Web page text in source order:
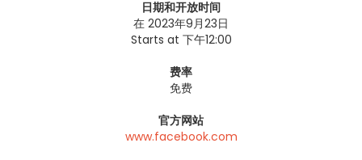
日期和开放时间
在 2023年9月23日
Starts at 下午12:00
费率
免费
官方网站
www.facebook.com